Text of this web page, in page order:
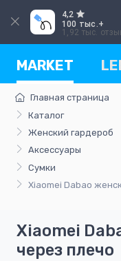
4,2
100 тыс.+
1,92 тыс.
MARKET
Главная страница
Каталог
Женский гардероб
Аксессуары
Сумки
Xiaomei Dabao
Xiaomei
через плечо